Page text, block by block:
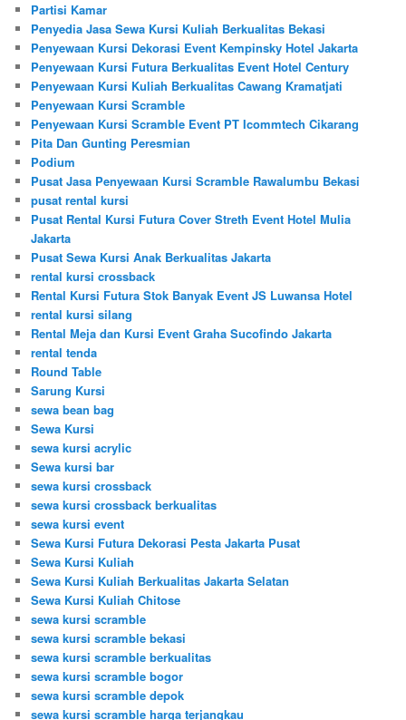
Partisi Kamar
Penyedia Jasa Sewa Kursi Kuliah Berkualitas Bekasi
Penyewaan Kursi Dekorasi Event Kempinsky Hotel Jakarta
Penyewaan Kursi Futura Berkualitas Event Hotel Century
Penyewaan Kursi Kuliah Berkualitas Cawang Kramatjati
Penyewaan Kursi Scramble
Penyewaan Kursi Scramble Event PT Icommtech Cikarang
Pita Dan Gunting Peresmian
Podium
Pusat Jasa Penyewaan Kursi Scramble Rawalumbu Bekasi
pusat rental kursi
Pusat Rental Kursi Futura Cover Streth Event Hotel Mulia
Jakarta
Pusat Sewa Kursi Anak Berkualitas Jakarta
rental kursi crossback
Rental Kursi Futura Stok Banyak Event JS Luwansa Hotel
rental kursi silang
Rental Meja dan Kursi Event Graha Sucofindo Jakarta
rental tenda
Round Table
Sarung Kursi
sewa bean bag
Sewa Kursi
sewa kursi acrylic
Sewa kursi bar
sewa kursi crossback
sewa kursi crossback berkualitas
sewa kursi event
Sewa Kursi Futura Dekorasi Pesta Jakarta Pusat
Sewa Kursi Kuliah
Sewa Kursi Kuliah Berkualitas Jakarta Selatan
Sewa Kursi Kuliah Chitose
sewa kursi scramble
sewa kursi scramble bekasi
sewa kursi scramble berkualitas
sewa kursi scramble bogor
sewa kursi scramble depok
sewa kursi scramble harga terjangkau